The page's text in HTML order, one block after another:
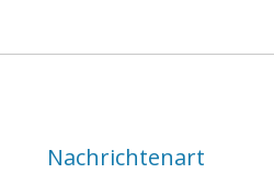
Nachrichtenart